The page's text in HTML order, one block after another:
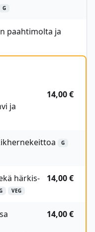
G
paahtimolta ja
ja
14,00 €
G
härkis-
VEG
14,00 €
14,00 €